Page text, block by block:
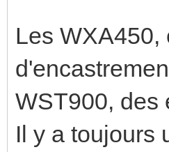
Les WXA450,
WST900, des
Il y a toujours